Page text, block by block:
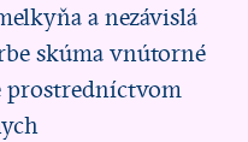
a nezávislá
skúma vnútorné
prostredníctvom